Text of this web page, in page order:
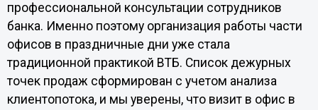
профессиональной консультации сотрудников
банка. Именно поэтому организация работы части
офисов в праздничные дни уже стала
традиционной практикой ВТБ. Список дежурных
точек продаж сформирован с учетом анализа
клиентопотока, и мы уверены, что визит в офис в